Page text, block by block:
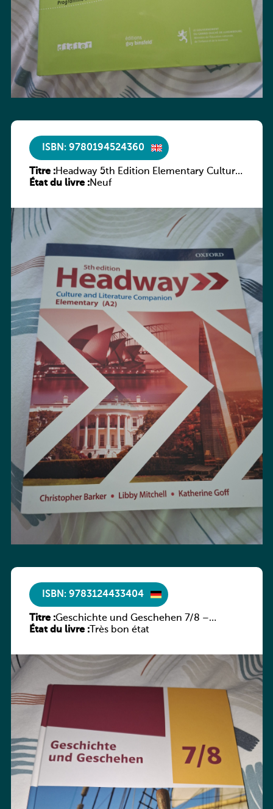
ISBN: 9780194524360
Titre :Headway 5th Edition Elementary Culture
and Literature Companion
État du livre :Neuf
ISBN: 9783124433404
Titre :Geschichte und Geschehen 7/8 –
Rheinland-Pfalz
État du livre :Très bon état